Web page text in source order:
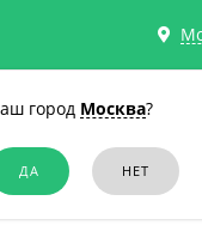
город Москва?